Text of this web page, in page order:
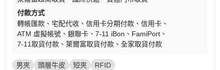
付款方式
轉帳匯款
宅配代收 信用卡分期付款
信用卡
ATM 虛擬帳號
銀聯卡 7-11 iBon
FamiPort
7-11取貨付款
萊爾富取貨付款 全家取貨付款
男夾 頭層牛皮 短夾 RFID